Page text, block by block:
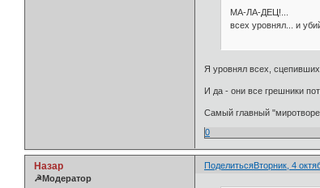
МА-ЛА-ДЕЦ!...
всех уровнял... и
Я уровнял всех,
И да - они все грешники
Самый главный
0
ПоделитьсяВторник, 4
Назар
☭Модератор